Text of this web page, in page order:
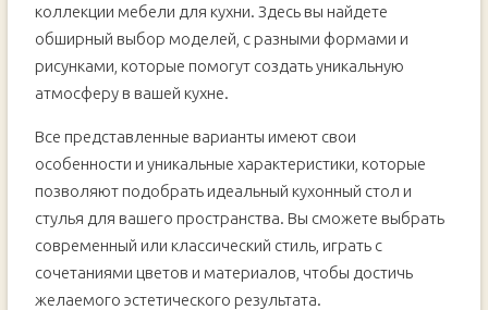
коллекции мебели для кухни. Здесь вы найдете
обширный выбор моделей, с разными формами и
рисунками, которые помогут создать уникальную
атмосферу в вашей кухне.
Все представленные варианты имеют свои
особенности и уникальные характеристики, которые
позволяют подобрать идеальный кухонный стол и
стулья для вашего пространства. Вы сможете выбрать
современный или классический стиль, играть с
сочетаниями цветов и материалов, чтобы достичь
желаемого эстетического результата.